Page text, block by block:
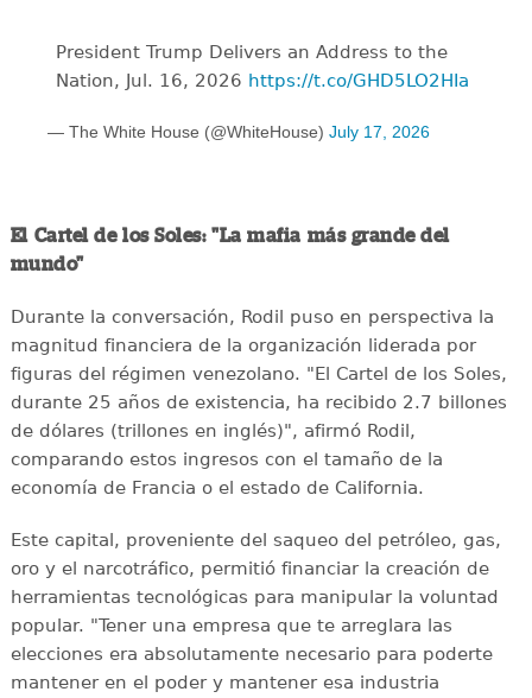
President Trump Delivers an Address to the
Nation, Jul. 16, 2026 https://t.co/GHD5LO2HIa
— The White House (@WhiteHouse) July 17, 2026
El Cartel de los Soles: "La mafia más grande del
mundo"
Durante la conversación, Rodil puso en perspectiva la
magnitud financiera de la organización liderada por
figuras del régimen venezolano. "El Cartel de los Soles,
durante 25 años de existencia, ha recibido 2.7 billones
de dólares (trillones en inglés)", afirmó Rodil,
comparando estos ingresos con el tamaño de la
economía de Francia o el estado de California.
Este capital, proveniente del saqueo del petróleo, gas,
oro y el narcotráfico, permitió financiar la creación de
herramientas tecnológicas para manipular la voluntad
popular. "Tener una empresa que te arreglara las
elecciones era absolutamente necesario para poderte
mantener en el poder y mantener esa industria